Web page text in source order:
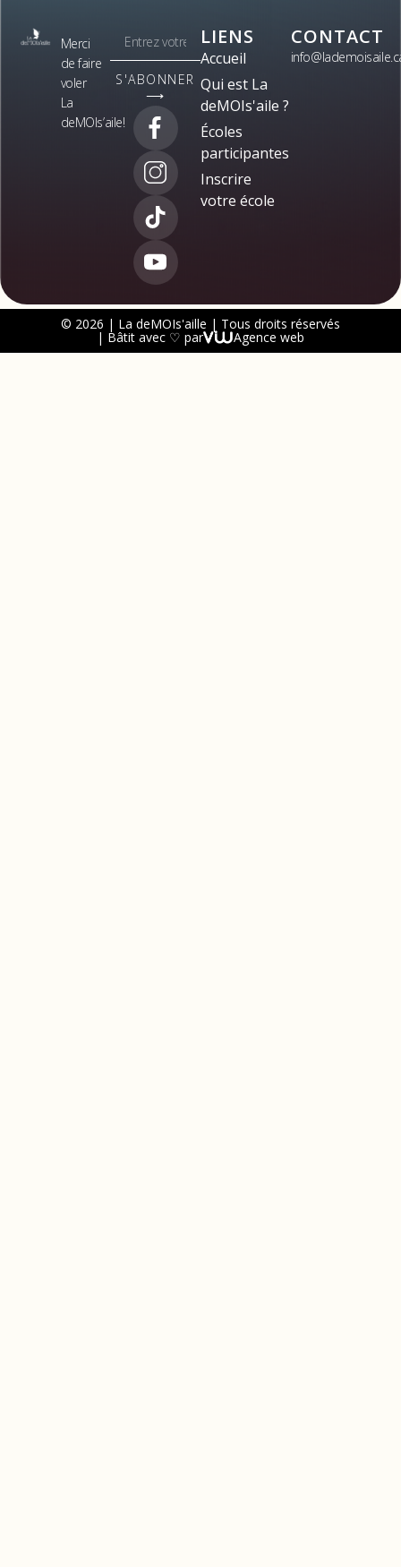
Merci
de faire
voler
La
deMOIs’aile!
S'ABONNER
⟶
LIENS
Accueil
Qui est La
deMOIs'aile ?
Écoles
participantes
Inscrire
votre école
CONTACT
© 2026 | La deMOIs'aille | Tous droits réservés
| Bâtit avec ♡ par Agence web